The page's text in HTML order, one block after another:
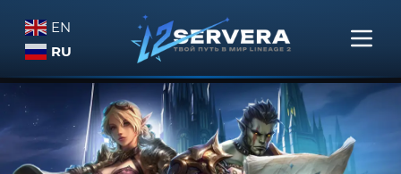
EN
RU